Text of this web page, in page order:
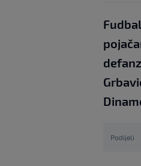
Podijeli